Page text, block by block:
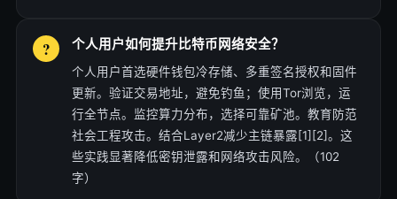
个人用户如何提升比特币网络安全？
个人用户首选硬件钱包冷存储、多重签名授权和固件
更新。验证交易地址，避免钓鱼；使用Tor浏览，运
行全节点。监控算力分布，选择可靠矿池。教育防范
社会工程攻击。结合Layer2减少主链暴露[1][2]。这
些实践显著降低密钥泄露和网络攻击风险。（102
字）